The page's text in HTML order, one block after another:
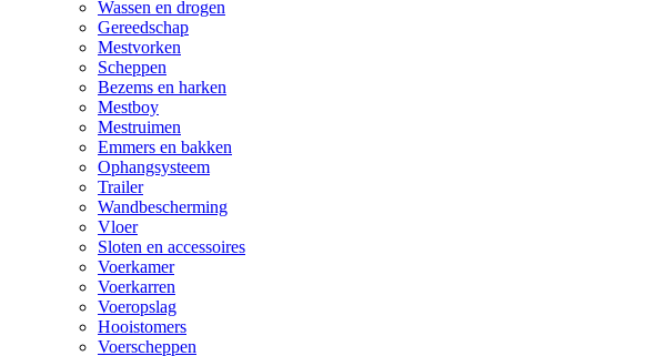
Wassen en drogen
Gereedschap
Mestvorken
Scheppen
Bezems en harken
Mestboy
Mestruimen
Emmers en bakken
Ophangsysteem
Trailer
Wandbescherming
Vloer
Sloten en accessoires
Voerkamer
Voerkarren
Voeropslag
Hooistomers
Voerscheppen